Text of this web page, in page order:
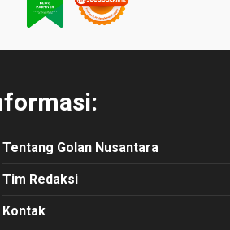
Tentang Golan Nusantara
Tim Redaksi
Kontak